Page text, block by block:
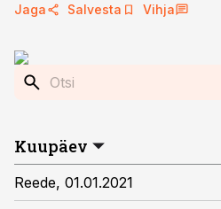
Jaga Salvesta Vihja
Kuupäev
Reede, 01.01.2021